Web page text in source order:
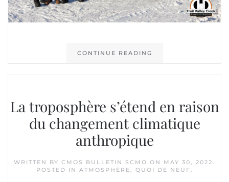
CONTINUE READING
La troposphère s’étend en raison
du changement climatique
anthropique
WRITTEN BY CMOS BULLETIN SCMO ON MAY 30, 2022.
POSTED IN ATMOSPHÈRE, QUOI DE NEUF.